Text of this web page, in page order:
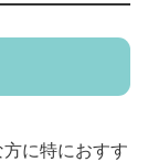
に特におすす